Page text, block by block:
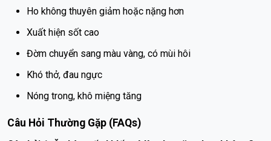
Ho không thuyên giảm hoặc nặng hơn
Xuất hiện sốt cao
Đờm chuyển sang màu vàng, có mùi hôi
Khó thở, đau ngực
Nóng trong, khô miệng tăng
Câu Hỏi Thường Gặp (FAQs)